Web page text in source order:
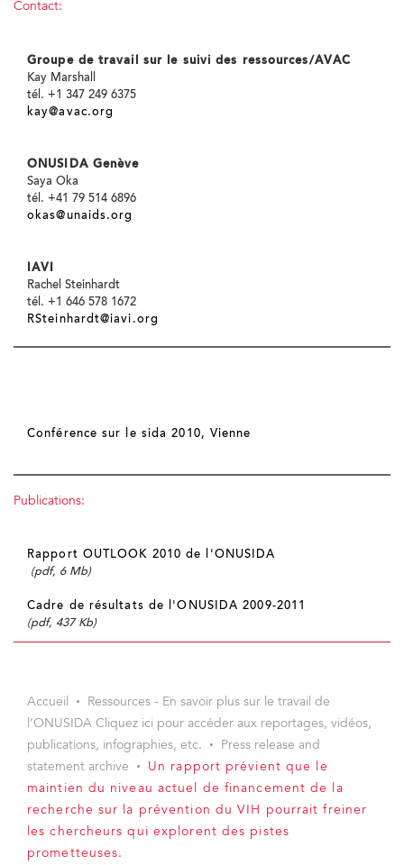
Contact:
Groupe de travail sur le suivi des ressources/AVAC
Kay Marshall
tél. +1 347 249 6375
kay@avac.org
ONUSIDA Genève
Saya Oka
tél. +41 79 514 6896
okas@unaids.org
IAVI
Rachel Steinhardt
tél. +1 646 578 1672
RSteinhardt@iavi.org
Conférence sur le sida 2010, Vienne
Publications:
Rapport OUTLOOK 2010 de l'ONUSIDA
(pdf, 6 Mb)
Cadre de résultats de l'ONUSIDA 2009-2011
(pdf, 437 Kb)
Accueil
Ressources - En savoir plus sur le travail de
l’ONUSIDA Cliquez ici pour accéder aux reportages, vidéos,
publications, infographies, etc.
Press release and
statement archive
Un rapport prévient que le
maintien du niveau actuel de financement de la
recherche sur la prévention du VIH pourrait freiner
les chercheurs qui explorent des pistes
prometteuses.